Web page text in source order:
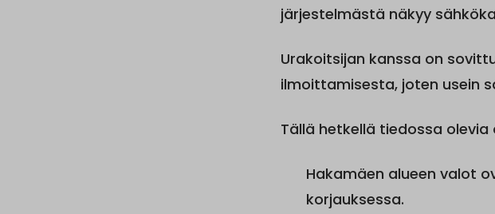
järjestelmästä näkyy
Urakoitsijan kanssa on
ilmoittamisesta, joten usein
Tällä hetkellä tiedossa
Hakamäen alueen valot
korjauksessa.